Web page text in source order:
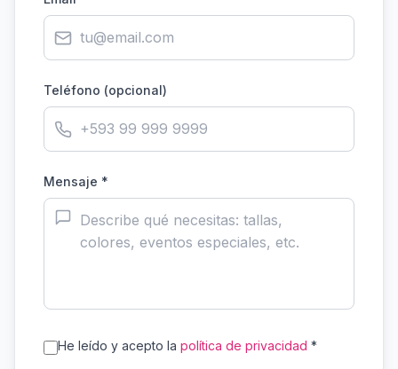
Teléfono (opcional)
Mensaje *
He leído y acepto la política de privacidad *